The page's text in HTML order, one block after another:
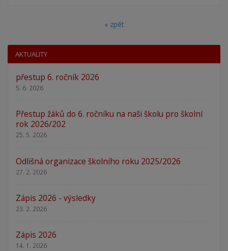
« zpět
AKTUALITY
přestup 6. ročník 2026
5. 6. 2026
Přestup žáků do 6. ročníku na naši školu pro školní
rok 2026/202
25. 5. 2026
Odlišná organizace školního roku 2025/2026
27. 2. 2026
Zápis 2026 - výsledky
23. 2. 2026
Zápis 2026
14. 1. 2026